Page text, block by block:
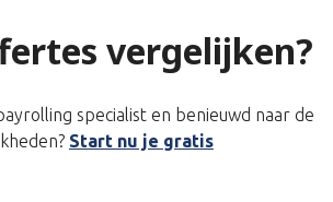
vergelijken?
specialist en benieuwd naar de
Start nu je gratis